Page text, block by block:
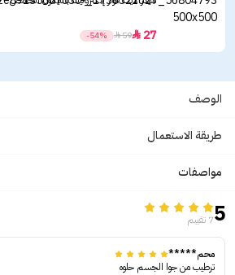
27

59

-54%
الوصف
طريقة الاستعمال
مواصفات
57 تقييم
محم*****
ترطيب من جوا الجسم حلوه